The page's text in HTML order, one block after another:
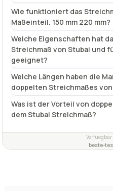
Wie funktioniert das
Maßeinteil. 150 mm 220 mm?
Welche Eigenschaften hat
Streichmaß von Stubai und
geeignet?
Welche Längen haben die
doppelten Streichmaßes
Was ist der Vorteil von
dem Stubai Streichmaß?
Verfuegbar
beste-